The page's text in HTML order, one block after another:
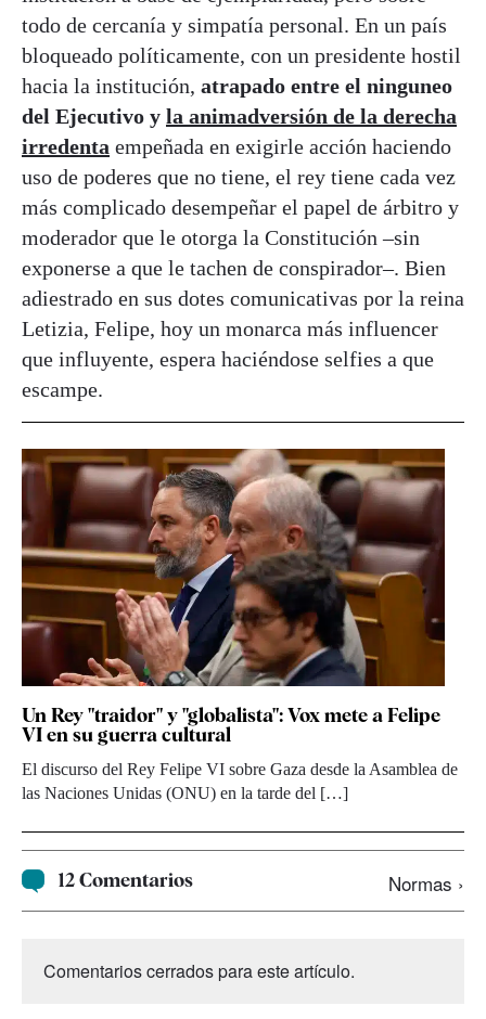
todo de cercanía y simpatía personal. En un país
bloqueado políticamente, con un presidente hostil
hacia la institución, atrapado entre el ninguneo
del Ejecutivo y la animadversión de la derecha
irredenta empeñada en exigirle acción haciendo
uso de poderes que no tiene, el rey tiene cada vez
más complicado desempeñar el papel de árbitro y
moderador que le otorga la Constitución –sin
exponerse a que le tachen de conspirador–. Bien
adiestrado en sus dotes comunicativas por la reina
Letizia, Felipe, hoy un monarca más influencer
que influyente, espera haciéndose selfies a que
escampe.
Un Rey "traidor" y "globalista": Vox mete a Felipe
VI en su guerra cultural
El discurso del Rey Felipe VI sobre Gaza desde la Asamblea de
las Naciones Unidas (ONU) en la tarde del […]
12 Comentarios Normas ›
Comentarios cerrados para este artículo.